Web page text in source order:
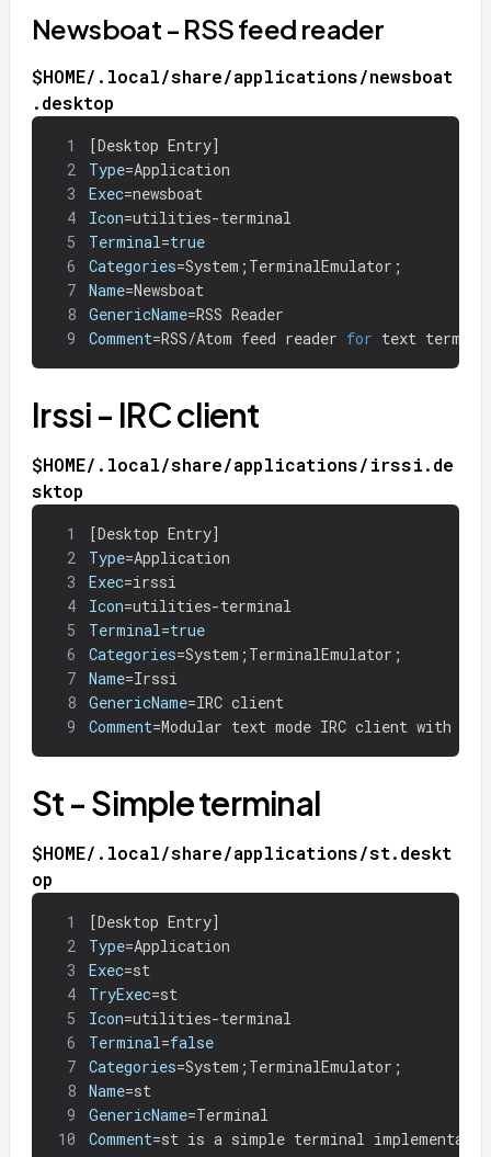
Newsboat - RSS feed reader
$HOME/.local/share/applications/newsboat
.desktop
1 [Desktop Entry]
2
Type=Application
3
Exec=newsboat
4
Icon=utilities-terminal
5
Terminal=true
6
Categories=System ; TerminalEmulator ;
7
Name=Newsboat
8
GenericName=RSS Reader
9
Comment=RSS/Atom feed reader for text
Irssi - IRC client
$HOME/.local/share/applications/irssi.de
sktop
1 [Desktop Entry]
2
Type=Application
3
Exec=irssi
4
Icon=utilities-terminal
5
Terminal=true
6
Categories=System ; TerminalEmulator ;
7
Name=Irssi
8
GenericName=IRC client
9
Comment=Modular text mode IRC client with
St - Simple terminal
$HOME/.local/share/applications/st.deskt
op
1 [Desktop Entry]
2
Type=Application
3
Exec=st
4
TryExec=st
5
Icon=utilities-terminal
6
Terminal=false
7
Categories=System ; TerminalEmulator ;
8
Name=st
9
GenericName=Terminal
10
Comment=st is a simple terminal